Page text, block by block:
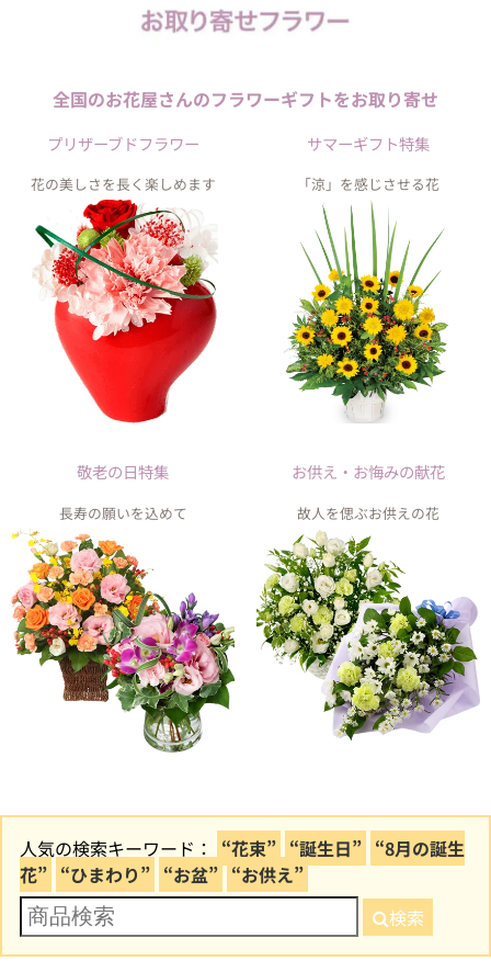
全国のお花屋さんのフラワーギフトをお取り寄せ
プリザーブドフラワー
花の美しさを長く楽しめます
サマーギフト特集
「涼」を感じさせる花
敬老の日特集
長寿の願いを込めて
お供え・お悔みの献花
故人を偲ぶお供えの花
人気の検索キーワード： “花束” “誕生日” “8月の誕生
花” “ひまわり” “お盆” “お供え”